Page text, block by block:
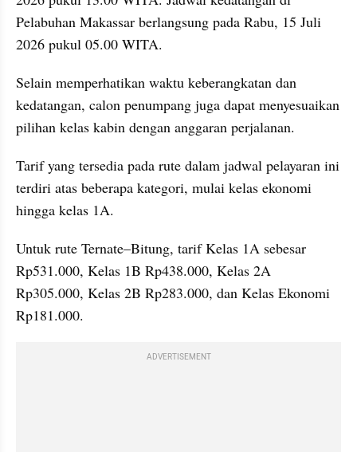
Pelabuhan Makassar berlangsung pada Rabu, 15 Juli
2026 pukul 05.00 WITA.
Selain memperhatikan waktu keberangkatan dan
kedatangan, calon penumpang juga dapat menyesuaikan
pilihan kelas kabin dengan anggaran perjalanan.
Tarif yang tersedia pada rute dalam jadwal pelayaran ini
terdiri atas beberapa kategori, mulai kelas ekonomi
hingga kelas 1A.
Untuk rute Ternate–Bitung, tarif Kelas 1A sebesar
Rp531.000, Kelas 1B Rp438.000, Kelas 2A
Rp305.000, Kelas 2B Rp283.000, dan Kelas Ekonomi
Rp181.000.
ADVERTISEMENT